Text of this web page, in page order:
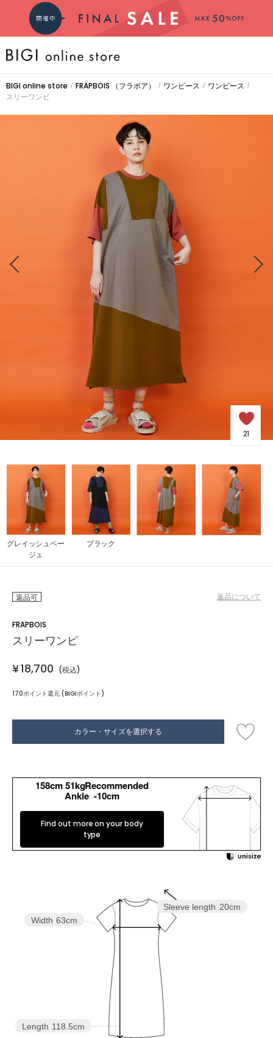
BRAND
COMING SOON
PRE ORDER
お問い合わせ
OUTLET
BIGI online store / FRAPBOIS （フラボア） / ワンピース / ワンピース /
スリーワンピ
21
グレイッシュベー
ジュ
ブラック
返品可 返品について
FRAPBOIS
スリーワンピ
¥18,700 (税込)
170ポイント還元 (BIGIポイント)
カラー・サイズを選択する
158cm 51kgRecommended
Ankle -10cm
Find out more on your body
type
Sleeve length 20cm
Length 118.5cm
Width 63cm